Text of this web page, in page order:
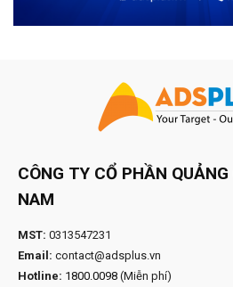
CÔNG TY CỔ PHẦN
NAM
MST: 0313547231
Email: contact@adsplus.vn
Hotline: 1800.0098 (Miễn phí)